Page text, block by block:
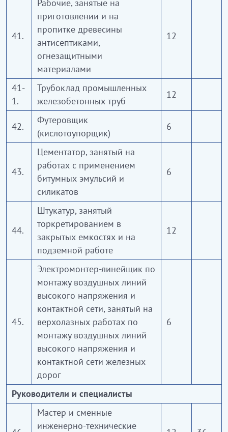
41.
Рабочие, занятые на
приготовлении и на
пропитке древесины
антисептиками,
огнезащитными
материалами
12
41-
1.
Трубоклад промышленных
железобетонных труб
12
42.
Футеровщик
(кислотоупорщик)
6
43.
Цементатор, занятый на
работах с применением
битумных эмульсий и
силикатов
6
44.
Штукатур, занятый
торкретированием в
закрытых емкостях и на
подземной работе
12
45.
Электромонтер-линейщик по
монтажу воздушных линий
высокого напряжения и
контактной сети, занятый на
верхолазных работах по
монтажу воздушных линий
высокого напряжения и
контактной сети железных
дорог
6
Руководители и специалисты
Мастер и сменные
инженерно-технические